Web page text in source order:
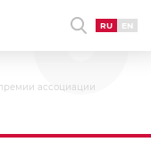
RU EN
ассоциации